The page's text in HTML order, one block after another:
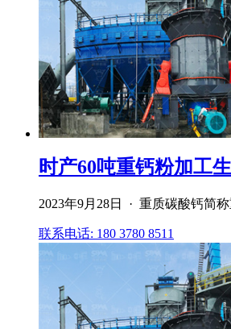
时产60吨重钙粉加工
2023年9月28日 · 重质碳酸钙简
联系电话: 180 3780 8511